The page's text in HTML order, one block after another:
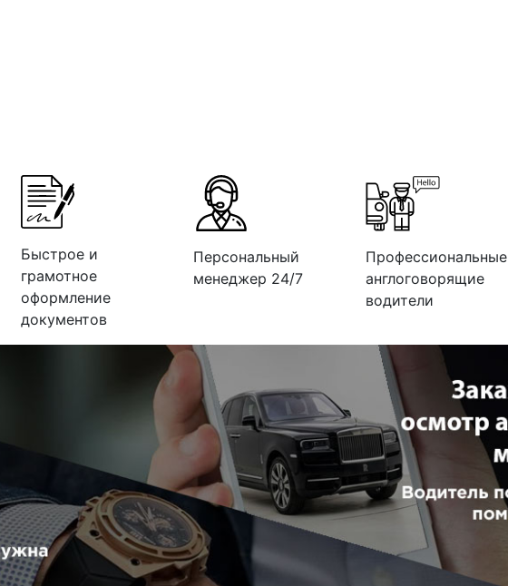
Быстрое и
грамотное
оформление
документов
Персональный
менеджер 24/7
Профессиональные
англоговорящие
водители